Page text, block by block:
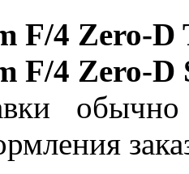
F/4 Zero-
F/4 Zero-D